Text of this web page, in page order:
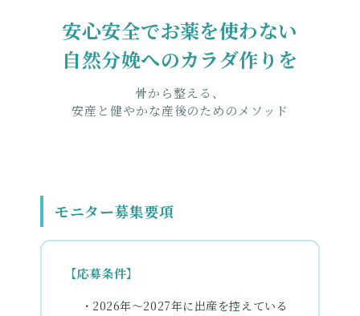
安心安全でお薬を使わない
自然分娩へのカラダ作りを
骨から整える、
安産と健やかな産後のためのメソッド
モニター募集要項
【応募条件】
・2026年〜2027年に出産を控えている